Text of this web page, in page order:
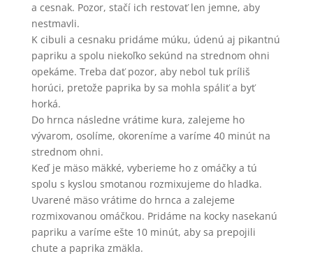
a cesnak. Pozor, stačí ich restovať len jemne, aby
nestmavli.
K cibuli a cesnaku pridáme múku, údenú aj pikantnú
papriku a spolu niekoľko sekúnd na strednom ohni
opekáme. Treba dať pozor, aby nebol tuk príliš
horúci, pretože paprika by sa mohla spáliť a byť
horká.
Do hrnca následne vrátime kura, zalejeme ho
vývarom, osolíme, okoreníme a varíme 40 minút na
strednom ohni.
Keď je mäso mäkké, vyberieme ho z omáčky a tú
spolu s kyslou smotanou rozmixujeme do hladka.
Uvarené mäso vrátime do hrnca a zalejeme
rozmixovanou omáčkou. Pridáme na kocky nasekanú
papriku a varíme ešte 10 minút, aby sa prepojili
chute a paprika zmäkla.